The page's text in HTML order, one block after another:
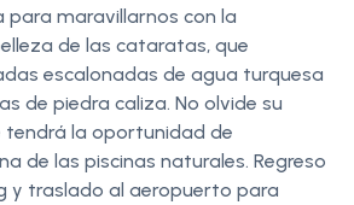
para maravillarnos con la
de las cataratas, que
escalonadas de agua turquesa
de piedra caliza. No olvide su
tendrá la oportunidad de
de las piscinas naturales. Regreso
y traslado al aeropuerto para